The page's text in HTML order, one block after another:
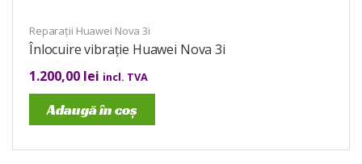
Reparații Huawei Nova 3i
Înlocuire vibrație Huawei Nova 3i
1.200,00 lei incl. TVA
Adaugă în coș